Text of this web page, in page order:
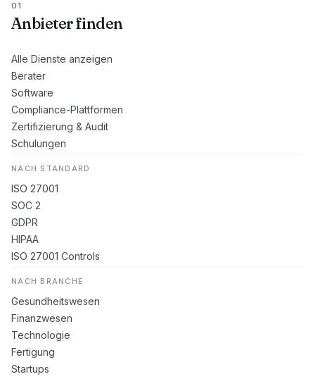
01
Anbieter finden
Alle Dienste anzeigen
Berater
Software
Compliance-Plattformen
Zertifizierung & Audit
Schulungen
NACH STANDARD
ISO 27001
SOC 2
GDPR
HIPAA
ISO 27001 Controls
NACH BRANCHE
Gesundheitswesen
Finanzwesen
Technologie
Fertigung
Startups